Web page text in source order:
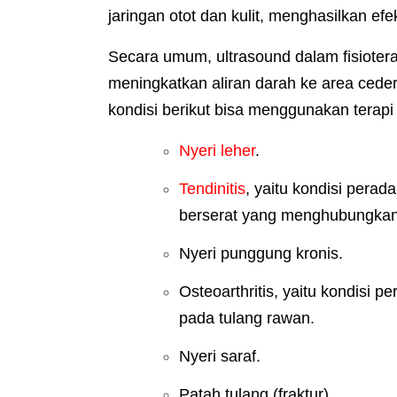
jaringan otot dan kulit, menghasilkan
Secara umum, ultrasound dalam
meningkatkan aliran darah ke area
kondisi berikut bisa menggunakan
Nyeri leher.
Tendinitis, yaitu kondisi
berserat yang
Nyeri punggung kronis.
Osteoarthritis, yaitu kondisi
pada tulang rawan.
Nyeri saraf.